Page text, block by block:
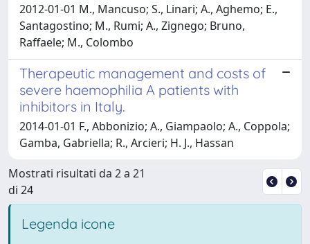
2012-01-01 M., Mancuso; S., Linari; A., Aghemo; E.,
Santagostino; M., Rumi; A., Zignego; Bruno,
Raffaele; M., Colombo
Therapeutic management and costs of
severe haemophilia A patients with
inhibitors in Italy.
2014-01-01 F., Abbonizio; A., Giampaolo; A., Coppola;
Gamba, Gabriella; R., Arcieri; H. J., Hassan
Mostrati risultati da 2 a 21
di 24
Legenda icone